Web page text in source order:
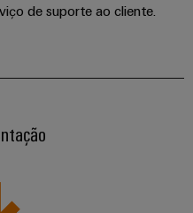
de suporte ao cliente.